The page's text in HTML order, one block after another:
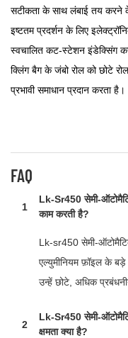
सटीकता के साथ लंबाई तय करने
इष्टतम प्रदर्शन के लिए
स्वचालित कट-स्टेशन इंडेक्सिंग
क्लिंग बैग के जंबो रोल को छोटे
प्रभावी समाधान प्रदान करता है।
FAQ
1
Lk-Sr450 सेमी-
काम करती है?
Lk-sr450 सेमी-
एल्युमीनियम फ़ॉइल के
उन्हें छोटे, अधिक
2
Lk-Sr450 सेमी-
क्षमता क्या है?